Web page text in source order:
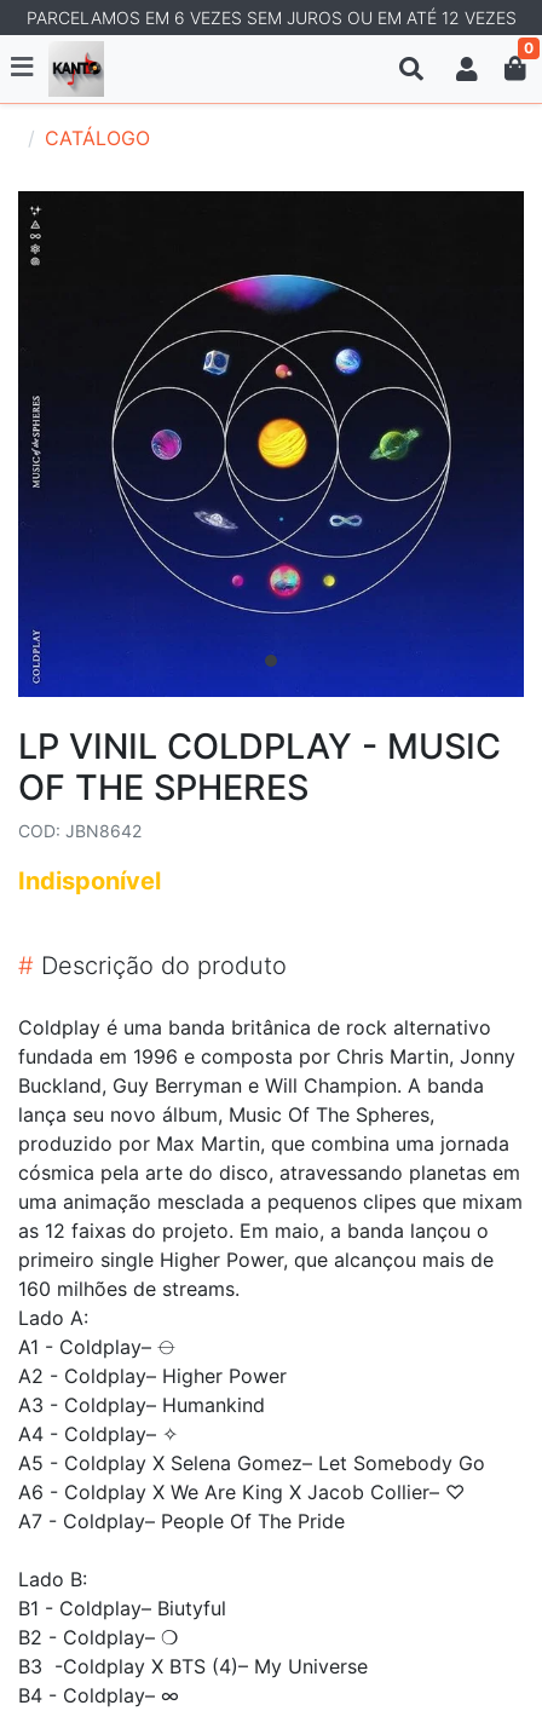
PARCELAMOS EM 6 VEZES SEM JUROS OU EM ATÉ 12 VEZES
0
CATÁLOGO
LP VINIL COLDPLAY - MUSIC
OF THE SPHERES
COD: JBN8642
Indisponível
# Descrição do produto
Coldplay é uma banda britânica de rock alternativo
fundada em 1996 e composta por Chris Martin, Jonny
Buckland, Guy Berryman e Will Champion. A banda
lança seu novo álbum, Music Of The Spheres,
produzido por Max Martin, que combina uma jornada
cósmica pela arte do disco, atravessando planetas em
uma animação mesclada a pequenos clipes que mixam
as 12 faixas do projeto. Em maio, a banda lançou o
primeiro single Higher Power, que alcançou mais de
160 milhões de streams.
Lado A:
A1 - Coldplay– ⦵
A2 - Coldplay– Higher Power
A3 - Coldplay– Humankind
A4 - Coldplay– ✧
A5 - Coldplay X Selena Gomez– Let Somebody Go
A6 - Coldplay X We Are King X Jacob Collier– ♡
A7 - Coldplay– People Of The Pride
Lado B:
B1 - Coldplay– Biutyful
B2 - Coldplay– ❍
B3 -Coldplay X BTS (4)– My Universe
B4 - Coldplay– ∞